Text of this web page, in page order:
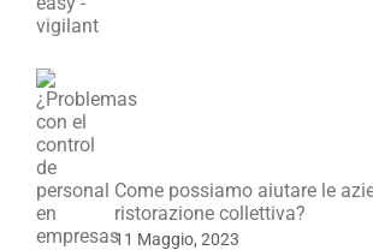
Come possiamo aiutare le
ristorazione collettiva?
11 Maggio, 2023